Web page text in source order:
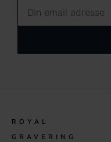
Email
ROYAL
GRAVERING